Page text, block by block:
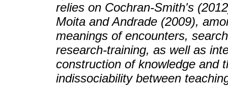
relies on Cochran-Smith's
Moita and Andrade (2009),
meanings of encounters,
research-training, as well as
construction of knowledge and
indissociability between